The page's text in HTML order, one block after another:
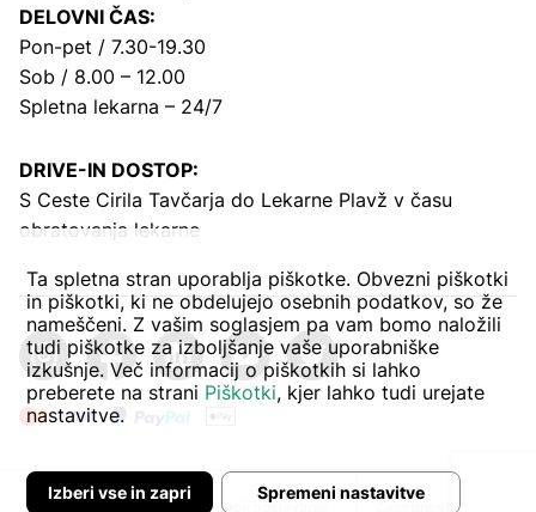
DELOVNI ČAS:
Pon-pet / 7.30-19.30
Sob / 8.00 – 12.00
Spletna lekarna – 24/7
DRIVE-IN DOSTOP:
S Ceste Cirila Tavčarja do Lekarne Plavž v času
obratovanja lekarne
Avtor: Pogoji poslovanja Zasebnost in piškoti
Ta spletna stran uporablja piškotke. Obvezni piškotki
in piškotki, ki ne obdelujejo osebnih podatkov, so že
nameščeni. Z vašim soglasjem pa vam bomo naložili
tudi piškotke za izboljšanje vaše uporabniške
izkušnje. Več informacij o piškotkih si lahko
preberete na strani Piškotki, kjer lahko tudi urejate
nastavitve.
Spremeni nastavitve
Izberi vse in zapri